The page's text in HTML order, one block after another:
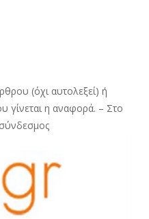
(όχι αυτολεξεί) ή
γίνεται η αναφορά. – Στο